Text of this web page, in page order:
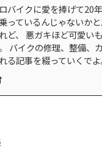
バイクに愛を捧げて20
っているんじゃないか
ど、 悪ガキほど可愛い
バイクの修理、整備、
る記事を綴っていくでよ